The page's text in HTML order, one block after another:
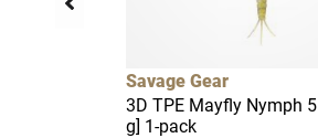
Savage Gear
3D TPE Mayfly Nymph
g] 1-pack